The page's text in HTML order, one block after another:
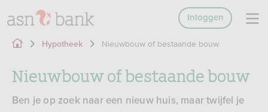
Inloggen
Hypotheek Nieuwbouw of bestaande bouw
Nieuwbouw of bestaande bouw
Ben je op zoek naar een nieuw huis, maar twijfel je